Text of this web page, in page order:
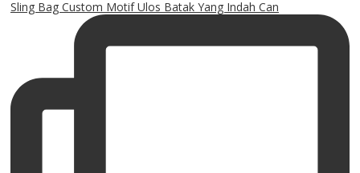
Sling Bag Custom Motif Ulos Batak Yang Indah Can